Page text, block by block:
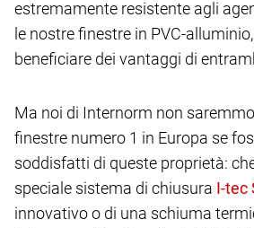
estremamente resistente agli
le nostre finestre in PVC-
beneficiare dei vantaggi di
Ma noi di Internorm non
finestre numero 1 in Europa se
soddisfatti di queste proprietà:
speciale sistema di chiusura
innovativo o di una schiuma